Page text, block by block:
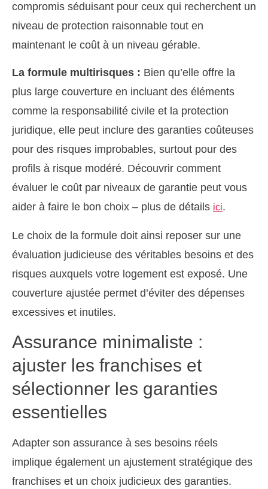
compromis séduisant pour ceux qui recherchent un
niveau de protection raisonnable tout en
maintenant le coût à un niveau gérable.
La formule multirisques : Bien qu’elle offre la
plus large couverture en incluant des éléments
comme la responsabilité civile et la protection
juridique, elle peut inclure des garanties coûteuses
pour des risques improbables, surtout pour des
profils à risque modéré. Découvrir comment
évaluer le coût par niveaux de garantie peut vous
aider à faire le bon choix – plus de détails ici.
Le choix de la formule doit ainsi reposer sur une
évaluation judicieuse des véritables besoins et des
risques auxquels votre logement est exposé. Une
couverture ajustée permet d’éviter des dépenses
excessives et inutiles.
Assurance minimaliste :
ajuster les franchises et
sélectionner les garanties
essentielles
Adapter son assurance à ses besoins réels
implique également un ajustement stratégique des
franchises et un choix judicieux des garanties.